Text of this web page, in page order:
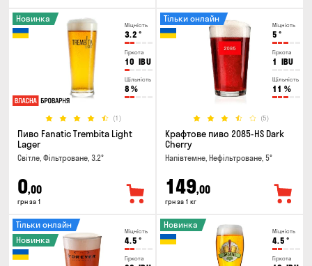
Міцність
3.2 °
Гіркота
10 IBU
Щільність
8 %
(1)
Новинка
Пиво Fanatic Trembita Light
Lager
Світле, Фільтроване, 3.2°
0,00
грн за 1
Міцність
5 °
Гіркота
1 IBU
Щільність
11 %
(5)
Тільки онлайн
Крафтове пиво 2085-HS Dark
Cherry
Напівтемне, Нефільтроване, 5°
149,00
грн за 1 кг
Міцність
4.5 °
Гіркота
Тільки онлайн
Новинка
Міцність
4.5 °
Гіркота
Новинка